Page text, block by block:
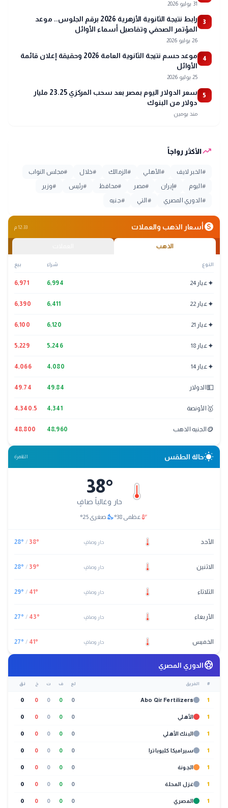
31 يوليو 2026
3
رابط نتيجة الثانوية الأزهرية 2026 برقم الجلوس.. موعد
المؤتمر الصحفي وتفاصيل أسماء الأوائل
26 يوليو 2026
4
موعد حسم نتيجة الثانوية العامة 2026 وحقيقة إعلان قائمة
الأوائل
25 يوليو 2026
5
سعر الدولار اليوم بمصر بعد سحب المركزي 23.25 مليار
دولار من البنوك
منذ يومين
trending_upالأكثر رواجاً
# الخبر لايف #الأهلي #الزمالك #خلال #مجلس النواب
# اليوم # إيران #مصر #محافظ #رئيس #وزير
# الدوري المصري # التي #جنيه
monetization_onأسعار الذهب والعملات 12:33 م
الذهب
النوع شراء بيع
✦عيار 24 6,994
6,971
✦عيار 22 6,411
6,390
✦عيار 21 6,120
6,100
✦عيار 18 5,246
5,229
✦عيار 14 4,080
4,066
💵 الدولار 49.84
49.74
🥇 الأونصة 4,341
4,340.5
🪙 الجنيه الذهب 48,960
48,800
wb_sunnyحالة الطقس القاهرة
38°
حار وغالباً صافٍ
thermostatعظمى 38
°
nights_stay صغرى25
°
الأحد حار وصافٍ 38°
/
28°
الاثنين حار وصافٍ 39°
/
28°
الثلاثاء حار وصافٍ 41°
/
29°
الأربعاء حار وصافٍ 43°
/
27°
الخميس حار وصافٍ 41°
/
27°
sports_soccerالدوري المصري
# الفريق لع ف ت خ نق
1
Abo Qir Fertilizers
0
0
0
0
0
1 الأهلي 0
0
0
0
0
1 البنك الأهلي 0
0
0
0
0
1 سيراميكا كليوباترا 0
0
0
0
0
1 الجونة 0
0
0
0
0
1 غزل المحلة 0
0
0
0
0
1 المصري 0
0
0
0
0